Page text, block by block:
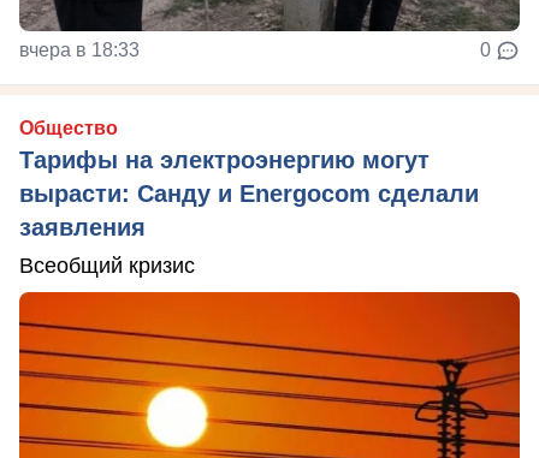
вчера в 18:33 0
Общество
Тарифы на электроэнергию могут
вырасти: Санду и Energocom сделали
заявления
Всеобщий кризис